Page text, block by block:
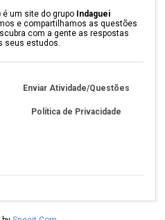
é um site do grupo Indaguei
e compartilhamos as questões
com a gente as respostas
seus estudos.
Enviar Atividade/Questões
Política de Privacidade